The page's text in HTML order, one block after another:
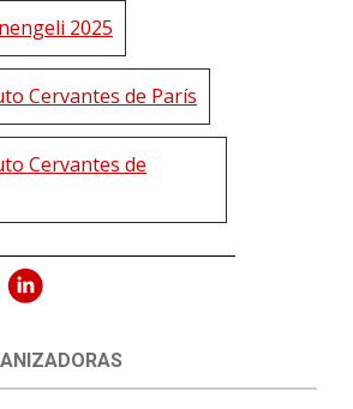
2025
Cervantes de París
Cervantes de